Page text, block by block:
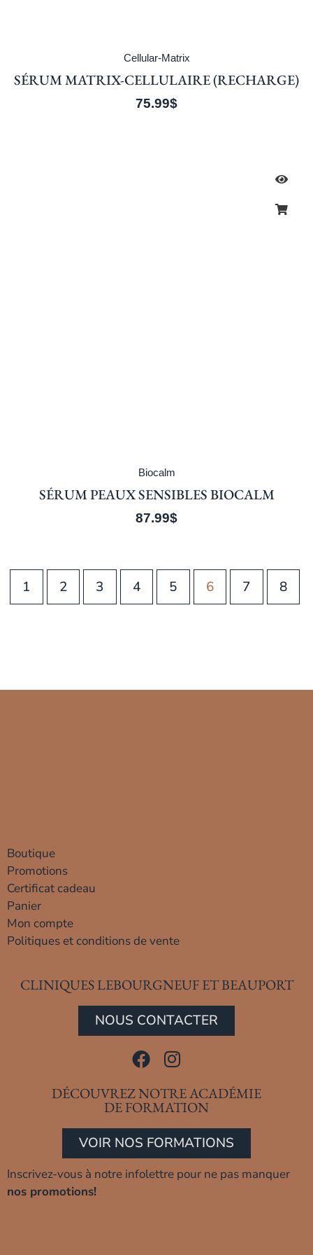
Cellular-Matrix
SÉRUM MATRIX-CELLULAIRE (RECHARGE)
75.99$
Biocalm
SÉRUM PEAUX SENSIBLES BIOCALM
87.99$
1 2 3 4 5 6 7 8
Boutique
Promotions
Certificat cadeau
Panier
Mon compte
Politiques et conditions de vente
CLINIQUES LEBOURGNEUF ET BEAUPORT
NOUS CONTACTER
DÉCOUVREZ NOTRE ACADÉMIE
DE FORMATION
VOIR NOS FORMATIONS
Inscrivez-vous à notre infolettre pour ne pas manquer
nos promotions!